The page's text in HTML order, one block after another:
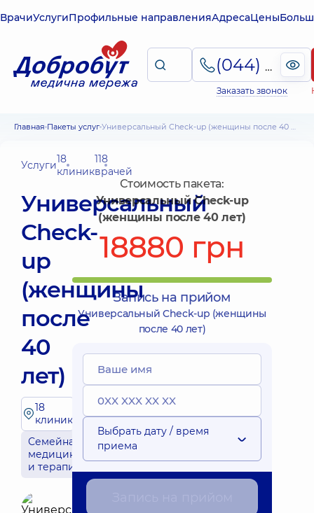
ВрачиУслугиПрофильные направленияАдресаЦены
(044) 495-2-888
Заказать звонок
Главная Пакеты услуг Универсальный Check-up (женщины после 40 лет)
Услуги18
клиник
118
врачей
Универсальный
Check-
up
(женщины
после
40
лет)
18
клиник
Семейная
медицина
и терапия
Стоимость пакета:
Универсальный Check-up
(женщины после 40 лет)
18880 грн
Запись на прийом
Универсальный Check-up (женщины
после 40 лет)
Выбрать дату / время
приема